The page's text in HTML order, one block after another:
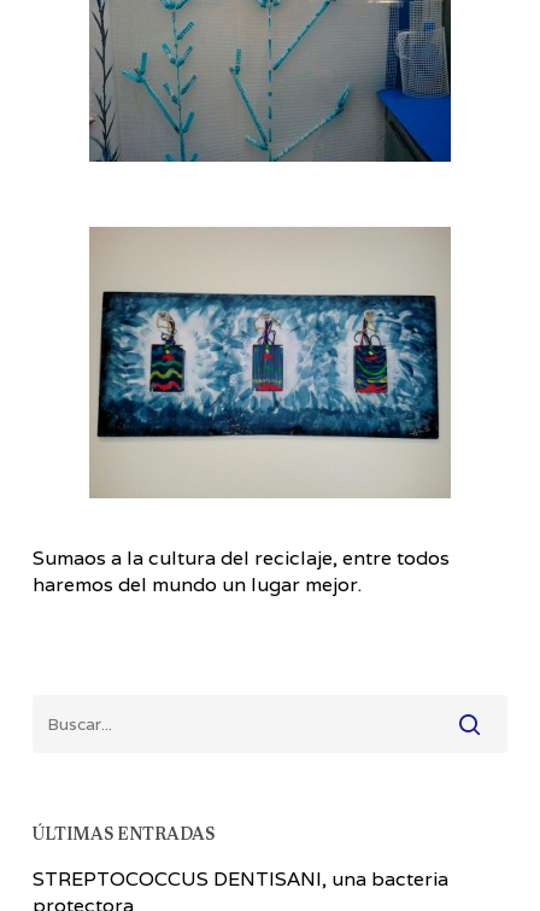
Sumaos a la cultura del reciclaje, entre todos
haremos del mundo un lugar mejor.
ÚLTIMAS ENTRADAS
STREPTOCOCCUS DENTISANI, una bacteria
protectora